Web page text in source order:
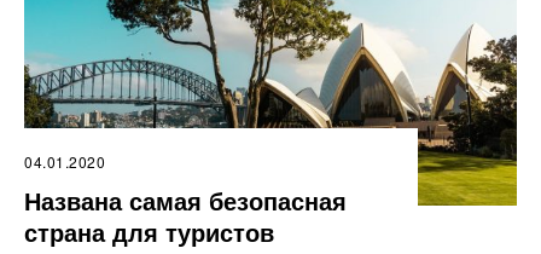
04.01.2020
Названа самая безопасная
страна для туристов